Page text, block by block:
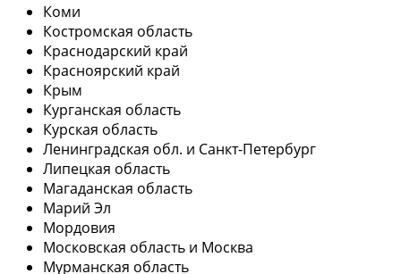
Коми
Костромская область
Краснодарский край
Красноярский край
Крым
Курганская область
Курская область
Ленинградская обл. и Санкт-Петербург
Липецкая область
Магаданская область
Марий Эл
Мордовия
Московская область и Москва
Мурманская область